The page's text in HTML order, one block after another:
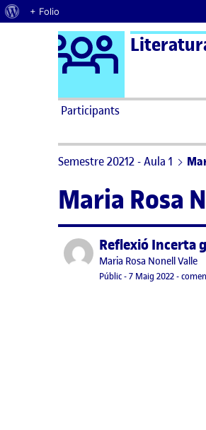
Quant al WordPress
+ Folio
Saltar al contingut Logo Ágora
Participants
Semestre 20212 - Aula 1
Maria Rosa
Publicat perReflexió Incerta
Publicat per
Maria Rosa Nonell Valle
Visibilitat:
Públic-Data de publicació
7 Maig 2022-